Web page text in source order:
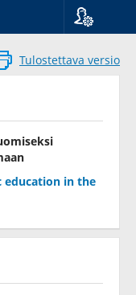
Suomi
Svenska
Tulostettava versio
education in the